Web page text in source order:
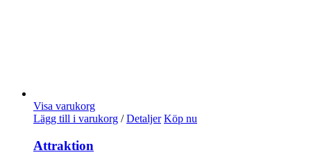
Visa varukorg
Lägg till i varukorg / Detaljer Köp nu
Attraktion